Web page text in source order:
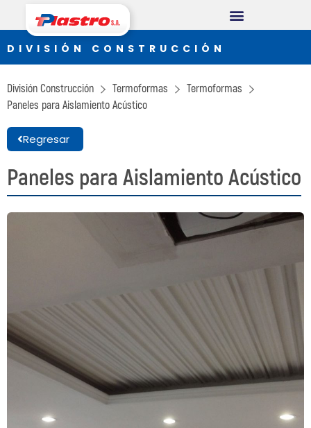
DIVISIÓN CONSUMO
Thermopack
Espumax
DIVISIÓN INDUSTRIAL
Germiplant
Termopanel
Termoblock
Geoblock
Termoformas
DIVISIÓN CONSTRUCCIÓN
División Construcción Termoformas
Termoformas
Paneles para Aislamiento Acústico
Regresar
Paneles para Aislamiento Acústico